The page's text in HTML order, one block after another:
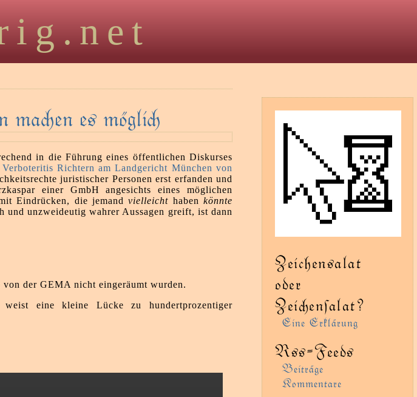
maen es mögli
in die Führung eines öffentlichen Diskurses
Richtern am Landgericht München von
juristischer Personen erst erfanden und
einer GmbH angesichts eines möglichen
Eindrücken, die jemandvielleicht habenkönnte
unzweideutig wahrer Aussagen greift, ist dann
der GEMA nicht eingeräumt wurden.
eine kleine Lücke zu hundertprozentiger
Zeichensalat
oder
Zeienſalat?
Eine Erklärung
Rss-Feeds
Beiträge
Kommentare